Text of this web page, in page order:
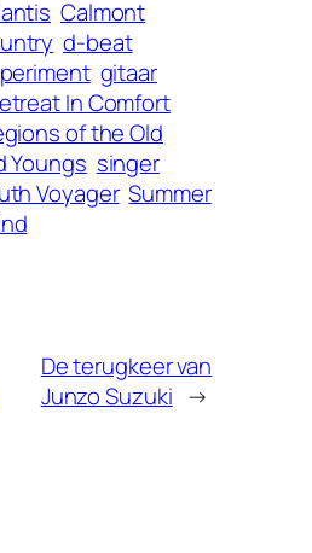
Calmont
d-beat
gitaar
In Comfort
of the Old
Youngs singer
Voyager Summer
De terugkeer van
Junzo Suzuki →